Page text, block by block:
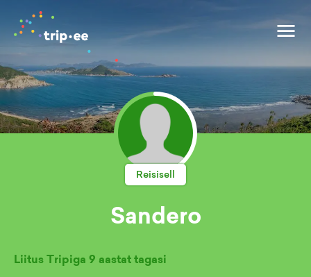
Reisisell
Sandero
Liitus Tripiga 9 aastat tagasi